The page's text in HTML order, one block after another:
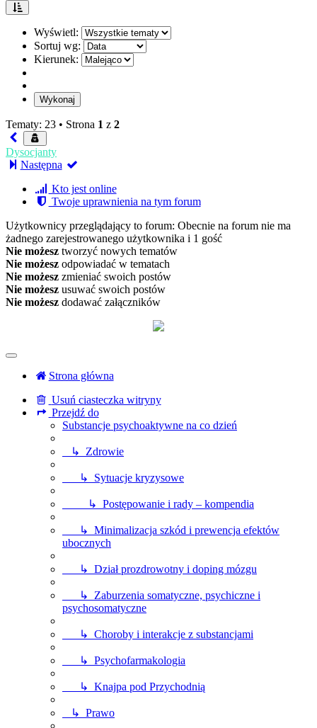
Wyświetl:
Sortuj wg:
Kierunek:
Tematy: 23 • Strona 1 z 2
Dysocjanty
Następna
Kto jest online
Twoje uprawnienia na tym forum
Użytkownicy przeglądający to forum: Obecnie na forum nie ma
żadnego zarejestrowanego użytkownika i 1 gość
Nie możesz tworzyć nowych tematów
Nie możesz odpowiadać w tematach
Nie możesz zmieniać swoich postów
Nie możesz usuwać swoich postów
Nie możesz dodawać załączników
Strona główna
Usuń ciasteczka witryny
Przejdź do
Substancje psychoaktywne na co dzień
↳ Zdrowie
↳ Sytuacje kryzysowe
↳ Postępowanie i rady – kompendia
↳ Minimalizacja szkód i prewencja efektów
ubocznych
↳ Dział prozdrowotny i doping mózgu
↳ Zaburzenia somatyczne, psychiczne i
psychosomatyczne
↳ Choroby i interakcje z substancjami
↳ Psychofarmakologia
↳ Knajpa pod Przychodnią
↳ Prawo